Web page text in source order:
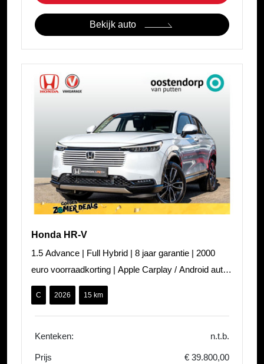
Bekijk auto
Honda HR-V
1.5 Advance | Full Hybrid | 8 jaar garantie | 2000
euro voorraadkorting | Apple Carplay / Android auto |
PDC voor en achter | St
C 2026 15 km
Kenteken: n.t.b.
Prijs € 39.800,00